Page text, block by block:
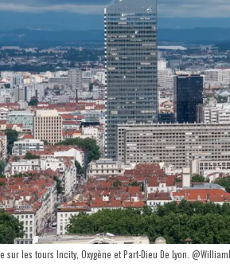
sur les tours Incity, Oxygène et Part-Dieu De Lyon.